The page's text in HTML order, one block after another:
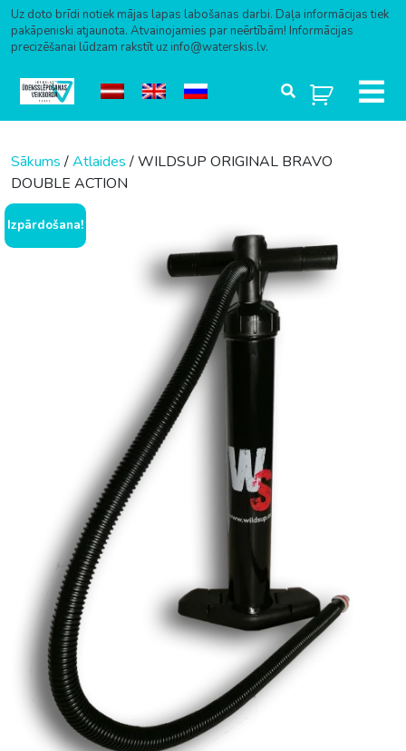
Uz doto brīdi notiek mājas lapas labošanas darbi. Daļa informācijas tiek
pakāpeniski atjaunota. Atvainojamies par neērtībām! Informācijas
precizēšanai lūdzam rakstīt uz info@waterskis.lv.
Sākums/Atlaides/ WILDSUP ORIGINAL BRAVO
DOUBLE ACTION
Izpārdošana!